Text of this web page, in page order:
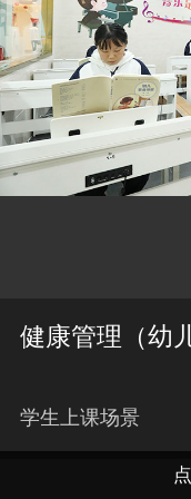
健康管理（幼
学生上课场景